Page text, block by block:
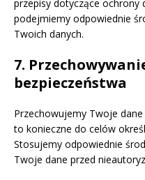
przepisy dotyczące ochrony
podejmiemy odpowiednie
Twoich danych.
7.
bezpieczeństwa
Przechowujemy Twoje
to konieczne do celów
Stosujemy odpowiednie
Twoje dane przed